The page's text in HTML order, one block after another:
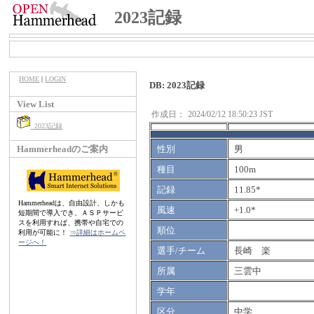
2023記録
HOME |LOGIN
View List
2023記録
Hammerheadのご案内
Hammerheadは、自由設計、しかも
短期間で導入でき、ＡＳＰサービ
スを利用すれば、携帯や自宅での
利用が可能に！ ⇒詳細はホームペ
ージへ！
DB: 2023記録
作成日： 2024/02/12 18:50:23 JST
性別
男
種目
100m
記録
11.85*
風速
+1.0*
順位
選手/チーム
長崎 楽
所属
三雲中
学年
区分
中学